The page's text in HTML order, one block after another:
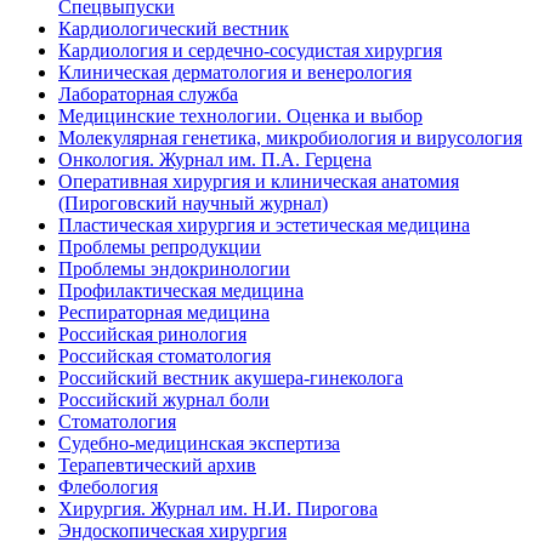
Спецвыпуски
Кардиологический вестник
Кардиология и сердечно-сосудистая хирургия
Клиническая дерматология и венерология
Лабораторная служба
Медицинские технологии. Оценка и выбор
Молекулярная генетика, микробиология и вирусология
Онкология. Журнал им. П.А. Герцена
Оперативная хирургия и клиническая анатомия
(Пироговский научный журнал)
Пластическая хирургия и эстетическая медицина
Проблемы репродукции
Проблемы эндокринологии
Профилактическая медицина
Респираторная медицина
Российская ринология
Российская стоматология
Российский вестник акушера-гинеколога
Российский журнал боли
Стоматология
Судебно-медицинская экспертиза
Терапевтический архив
Флебология
Хирургия. Журнал им. Н.И. Пирогова
Эндоскопическая хирургия